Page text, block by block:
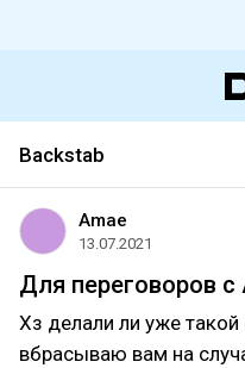
Backstab
Amae
13.07.2021
Для переговоров
Хз делали ли уже такой
вбрасываю вам на